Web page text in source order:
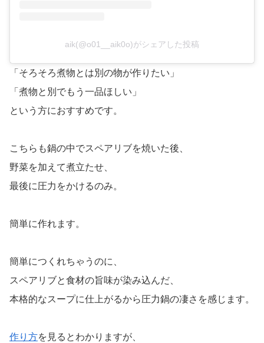
aik(@o01__aik0o)がシェアした投稿
「そろそろ煮物とは別の物が作りたい」
「煮物と別でもう一品ほしい」
という方におすすめです。
こちらも鍋の中でスペアリブを焼いた後、
野菜を加えて煮立たせ、
最後に圧力をかけるのみ。
簡単に作れます。
簡単につくれちゃうのに、
スペアリブと食材の旨味が染み込んだ、
本格的なスープに仕上がるから圧力鍋の凄さを感じます。
作り方を見るとわかりますが、